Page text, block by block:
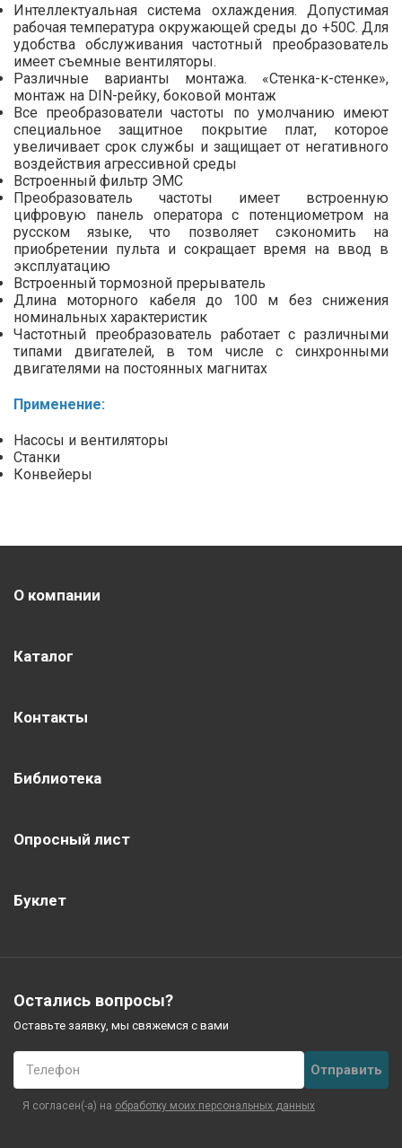
Интеллектуальная система охлаждения. Допустимая
рабочая температура окружающей среды до +50С. Для
удобства обслуживания частотный преобразователь
имеет съемные вентиляторы.
Различные варианты монтажа. «Стенка-к-стенке»,
монтаж на DIN-рейку, боковой монтаж
Все преобразователи частоты по умолчанию имеют
специальное защитное покрытие плат, которое
увеличивает срок службы и защищает от негативного
воздействия агрессивной среды
Встроенный фильтр ЭМС
Преобразователь частоты имеет встроенную
цифровую панель оператора с потенциометром на
русском языке, что позволяет сэкономить на
приобретении пульта и сокращает время на ввод в
эксплуатацию
Встроенный тормозной прерыватель
Длина моторного кабеля до 100 м без снижения
номинальных характеристик
Частотный преобразователь работает с различными
типами двигателей, в том числе с синхронными
двигателями на постоянных магнитах
Применение:
Насосы и вентиляторы
Станки
Конвейеры
О компании
Каталог
Контакты
Библиотека
Опросный лист
Буклет
Остались вопросы?
Оставьте заявку, мы свяжемся с вами
Телефон
Я согласен(-а) на обработку моих персональных данных